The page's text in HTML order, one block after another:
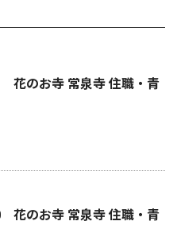
花のお寺 常泉寺 住職・青
花のお寺 常泉寺 住職・青